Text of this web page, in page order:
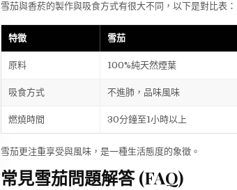
雪茄與香菸的製作與吸食方式有很大不同，以下是對比表：
特徵 雪茄
原料 100%純天然煙葉
吸食方式 不進肺，品味風味
燃燒時間 30分鐘至1小時以上
雪茄更注重享受與風味，是一種生活態度的象徵。
常見雪茄問題解答 (FAQ)